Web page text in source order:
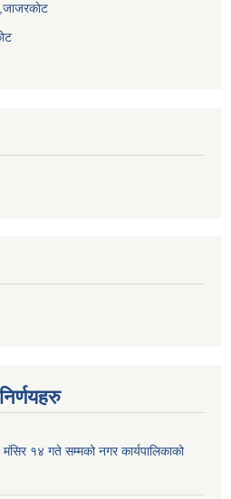
१४ गते सम्मको नगर कार्यपालिकाको